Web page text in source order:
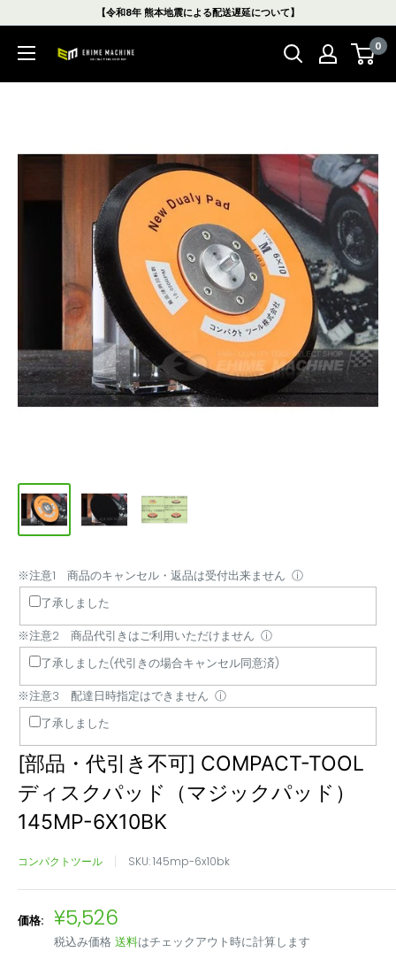
ン
【令和8年 熊本地震による配送遅延について】
エ
ン
店
0
※注意1 商品のキャンセル・返品は受付出来ません ⓘ
※
注
1
商
品
の
キ
ャ
ン
セ
返
受
付
了承しました
※注意2 商品代引きはご利用いただけません ⓘ
※
注
2
商
品
代
引
き
は
ご
用
だ
け
了承しました(代引きの場合キャンセル同意済)
※注意3 配達日時指定はできません ⓘ
※
注
3
配
達
日
時
指
定
は
き
ん
了承しました
[部品・代引き不可] COMPACT-TOOL
ディスクパッド（マジックパッド）
145MP-6X10BK
コンパクトツール SKU:145mp-6x10bk
価格: 販
売
価
¥5,526
税込み価格 送料はチェックアウト時に計算します